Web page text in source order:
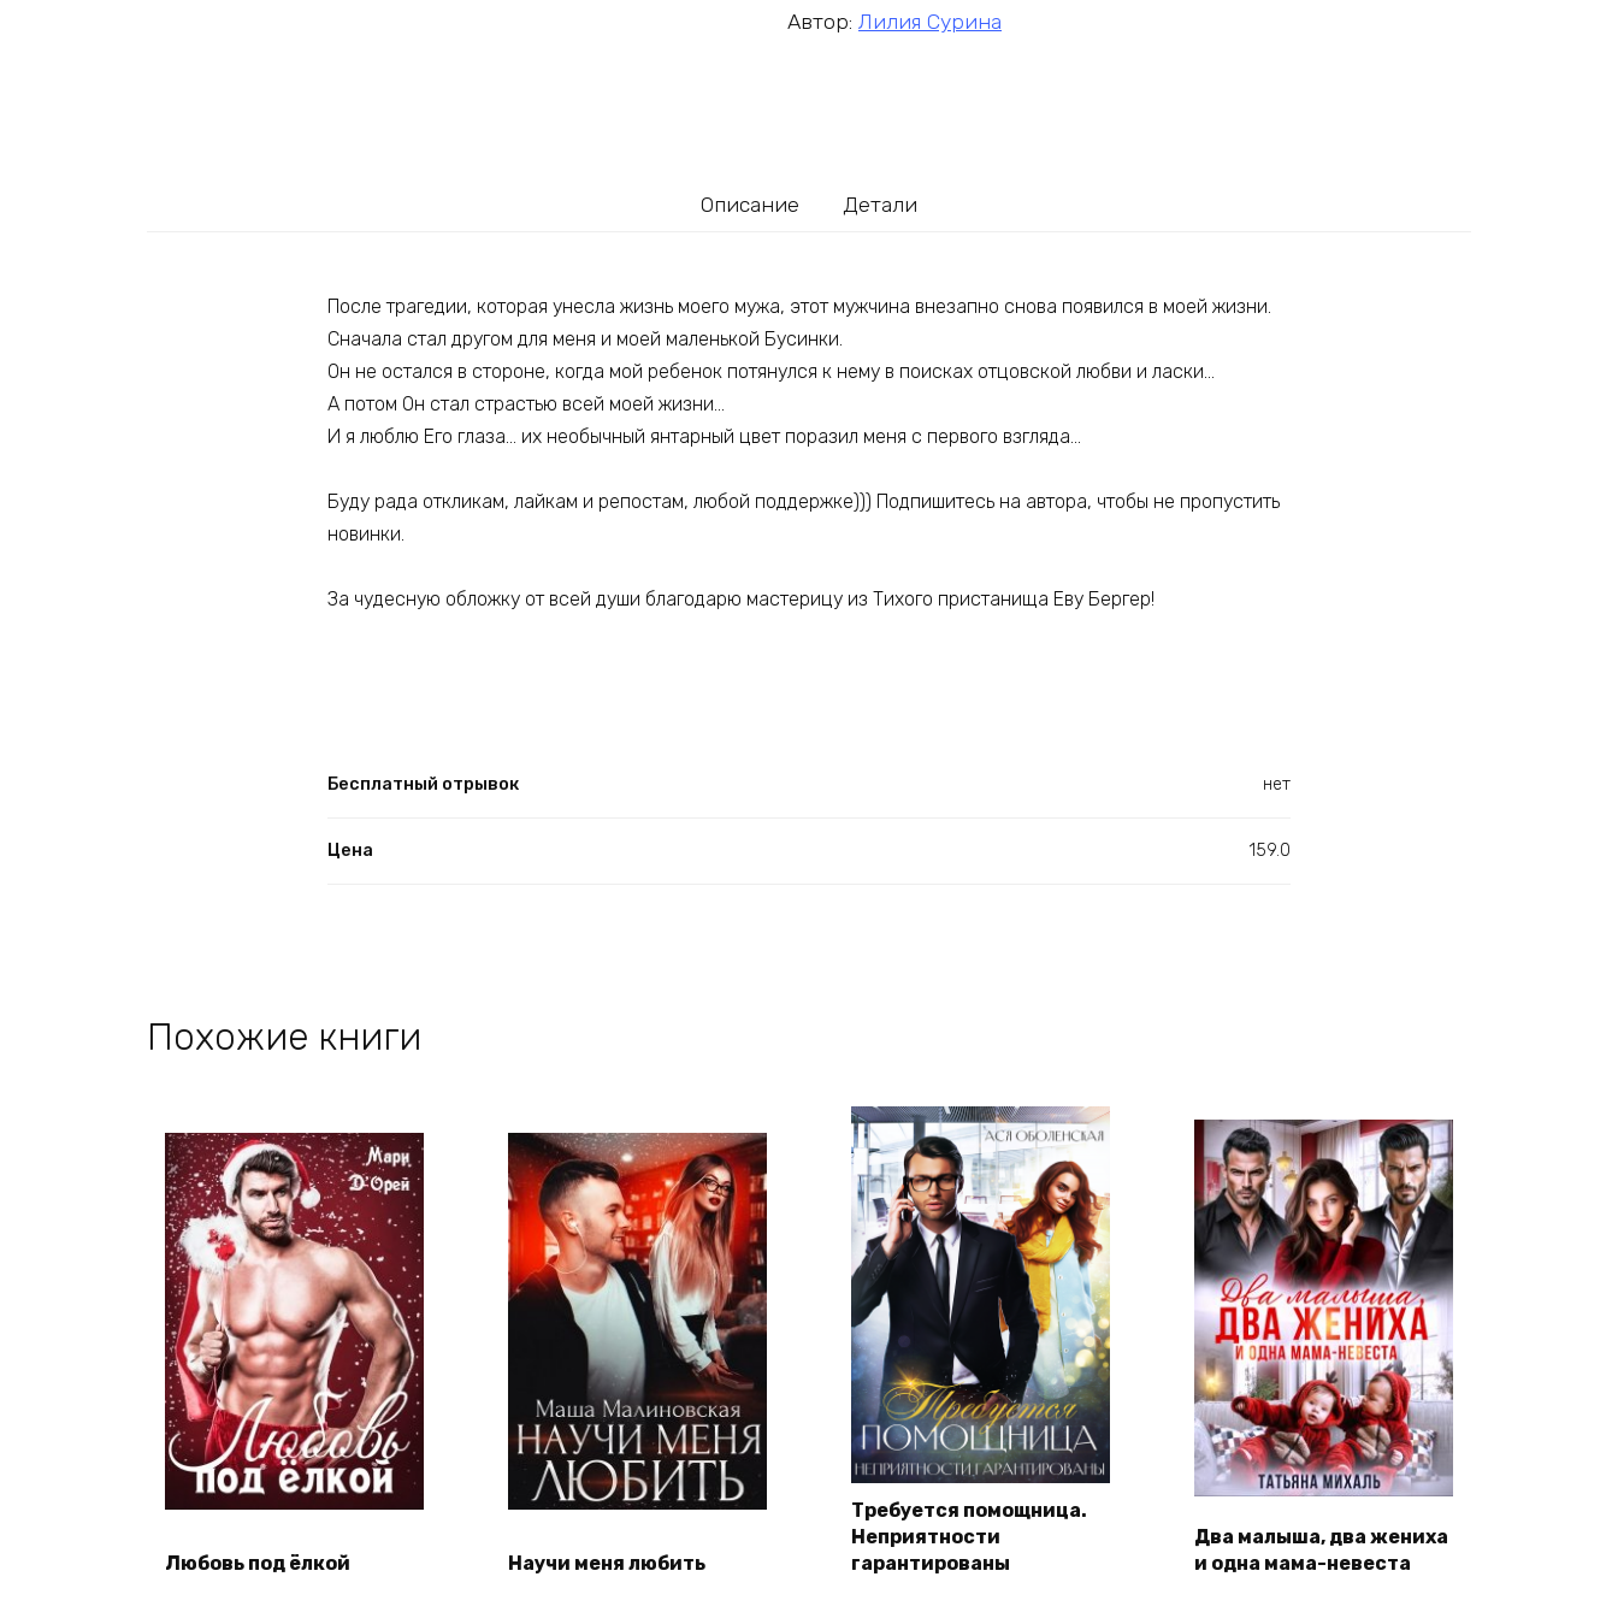
Автор: Лилия Сурина
Описание Детали
После трагедии, которая унесла жизнь моего мужа, этот мужчина внезапно снова появился в моей жизни.
Сначала стал другом для меня и моей маленькой Бусинки.
Он не остался в стороне, когда мой ребенок потянулся к нему в поисках отцовской любви и ласки…
А потом Он стал страстью всей моей жизни…
И я люблю Его глаза… их необычный янтарный цвет поразил меня с первого взгляда…
Буду рада откликам, лайкам и репостам, любой поддержке))) Подпишитесь на автора, чтобы не пропустить
новинки.
За чудесную обложку от всей души благодарю мастерицу из Тихого пристанища Еву Бергер!
Бесплатный отрывок нет
Цена 159.0
Похожие книги
Любовь под ёлкой Научи меня любить
Требуется помощница.
Неприятности
гарантированы
Два малыша, два жениха
и одна мама-невеста